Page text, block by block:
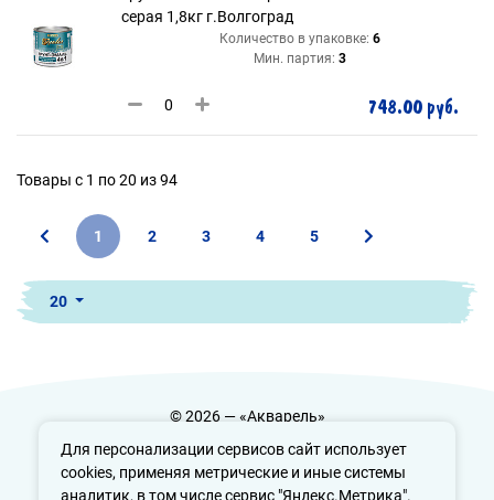
Для персонализации сервисов сайт использует
cookies, применяя метрические и иные системы
аналитик, в том числе сервис "Яндекс.Метрика".
серая 1,8кг г.Волгоград
Количество в упаковке: 6
Мин. партия: 3
748.00 руб.
Товары с 1 по 20 из 94
1 2 3 4 5
20
© 2026 — «Акварель»
Политика конфиденциальности